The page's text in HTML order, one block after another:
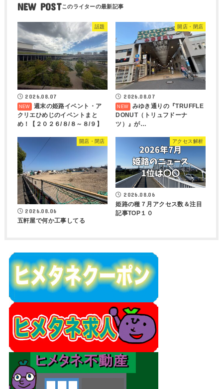
NEW POST
話題
2026.08.07
週末の姫路イベント・ア
クリエひめじのイベントまと
め！【２０２６/８/８～８/９】
開店・閉店
2026.08.07
みゆき通りの『TRUFFLE
DONUT（トリュフドーナ
ツ）』が…
開店・閉店
2026.08.06
五軒屋で何か工事してる
アクセス解析
2026.08.06
姫路の種７月アクセス数＆注目
記事TOP１０